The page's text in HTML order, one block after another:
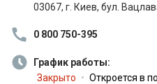
03067, г. Киев, бул.
0 800 750-395
График работы:
Закрыто
Откроется в